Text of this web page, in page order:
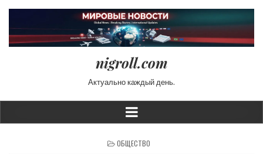
nigroll.com
Актуально каждый день.
POSTED IN
ОБЩЕСТВО